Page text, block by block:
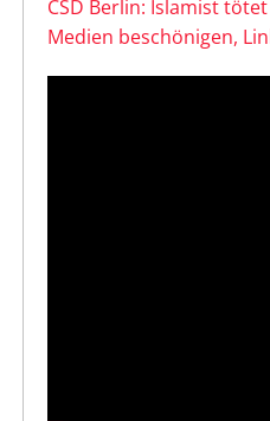
CSD Berlin: Islamist tötet
Medien beschönigen,